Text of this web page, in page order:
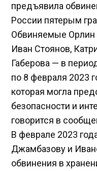
предъявила
России пятерым
Обвиняемые Орлин
Иван Стоянов,
Габерова — в
по 8 февраля 2023
которая могла
безопасности и
говорится в
В феврале 2023
Джамбазову и
обвинения в